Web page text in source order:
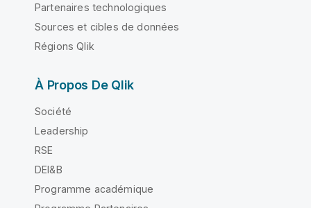
Partenaires technologiques
Sources et cibles de données
Régions Qlik
À Propos De Qlik
Société
Leadership
RSE
DEI&B
Programme académique